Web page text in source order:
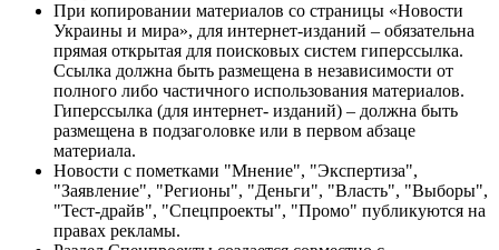
При копировании материалов со страницы «Новости
Украины и мира», для интернет-изданий – обязательна
прямая открытая для поисковых систем гиперссылка.
Ссылка должна быть размещена в независимости от
полного либо частичного использования материалов.
Гиперссылка (для интернет- изданий) – должна быть
размещена в подзаголовке или в первом абзаце
материала.
Новости с пометками "Мнение", "Экспертиза",
"Заявление", "Регионы", "Деньги", "Власть", "Выборы",
"Тест-драйв", "Спецпроекты", "Промо" публикуются на
правах рекламы.